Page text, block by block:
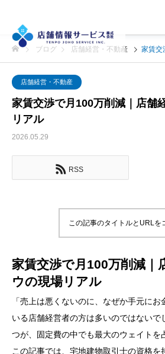
ブログ 店舗経営・不動産 家賃交渉で
店舗経営・不動産
家賃交渉で月100万削減｜店舗
リアル
2026.05.29
RSS
この記事のタイトルとURLを
家賃交渉で月100万削減｜
ウの現場リアル
「売上は悪くないのに、なぜか手元に
いる店舗経営者の方は多いのではないで
つが、固定費の中でも最大のウェイトを
この記事では、宅地建物取引士の資格を